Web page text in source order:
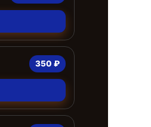
350 ₽